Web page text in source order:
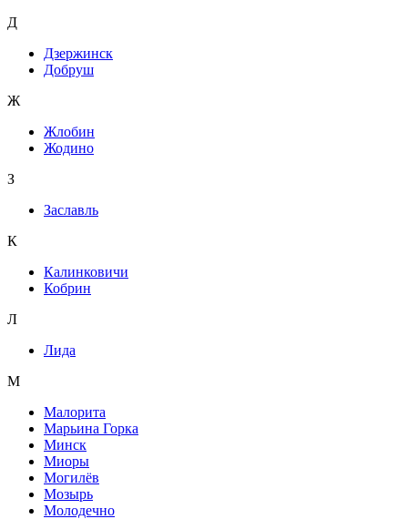
Д
Дзержинск
Добруш
Ж
Жлобин
Жодино
З
Заславль
К
Калинковичи
Кобрин
Л
Лида
М
Малорита
Марьина Горка
Минск
Миоры
Могилёв
Мозырь
Молодечно